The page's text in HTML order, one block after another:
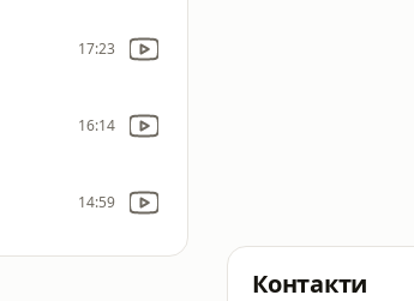
17:23
16:14
14:59
Контакти